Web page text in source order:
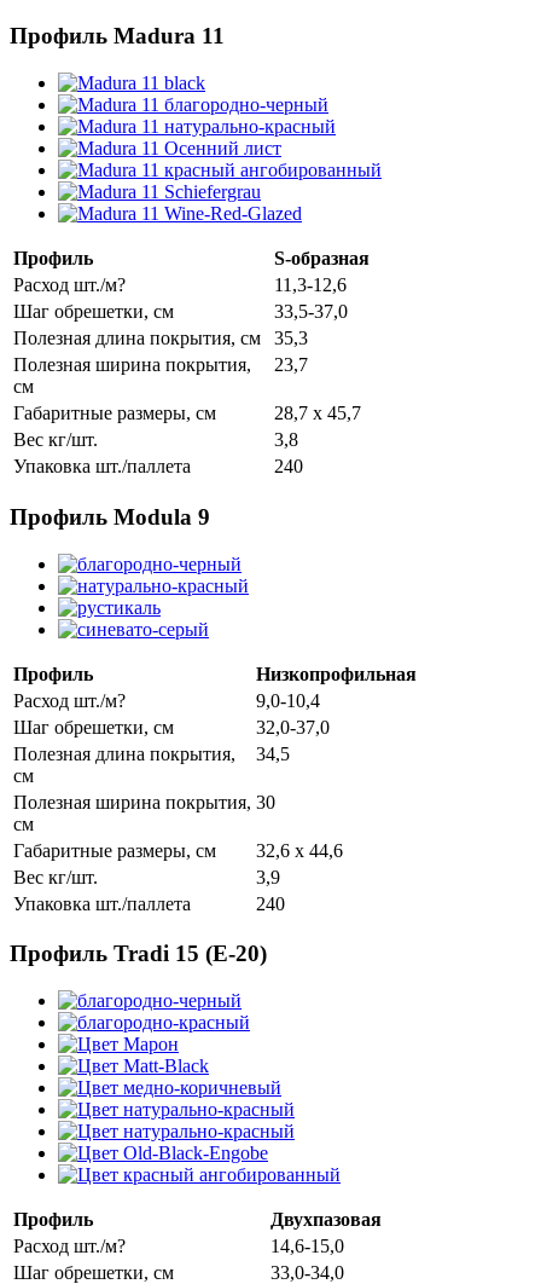
Профиль Madura 11
Профиль
S-образная
Расход шт./м?
11,3-12,6
Шаг обрешетки, см
33,5-37,0
Полезная длина покрытия, см
35,3
Полезная ширина покрытия,
см
23,7
Габаритные размеры, см
28,7 x 45,7
Вес кг/шт.
3,8
Упаковка шт./паллета
240
Профиль Modula 9
Профиль
Низкопрофильная
Расход шт./м?
9,0-10,4
Шаг обрешетки, см
32,0-37,0
Полезная длина покрытия,
см
34,5
Полезная ширина покрытия,
см
30
Габаритные размеры, см
32,6 x 44,6
Вес кг/шт.
3,9
Упаковка шт./паллета
240
Профиль Tradi 15 (E-20)
Профиль
Двухпазовая
Расход шт./м?
14,6-15,0
Шаг обрешетки, см
33,0-34,0